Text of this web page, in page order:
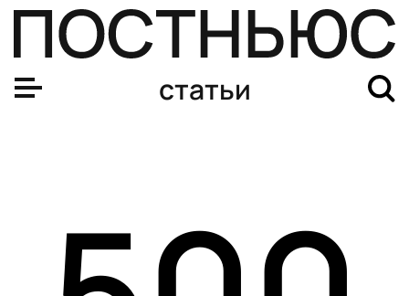
статьи
В Уфе прошли Открытые Евразийские игры боевых